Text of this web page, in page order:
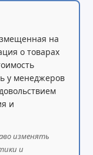
на
о товарах
у менеджеров
и
изменять
и